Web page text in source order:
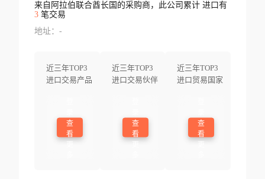
来自阿拉伯联合酋长国的采购商，此公司累计 进口有
3笔交易
地址：-
近三年TOP3
进口交易产品
查
看
近三年TOP3
进口交易伙伴
查
看
近三年TOP3
进口贸易国家
查
看